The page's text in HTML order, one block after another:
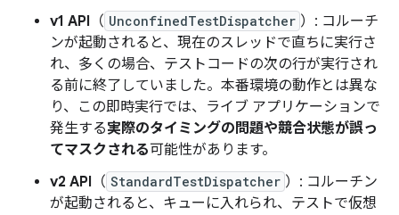
v1 API （ UnconfinedTestDispatcher ）: コルーチ
ンが起動されると、現在のスレッドで直ちに実行さ
れ、多くの場合、テストコードの次の行が実行され
る前に終了していました。本番環境の動作とは異な
り、この即時実行では、ライブ アプリケーションで
発生する実際のタイミングの問題や競合状態が誤っ
てマスクされる可能性があります。
v2 API （ StandardTestDispatcher ）: コルーチン
が起動されると、キューに入れられ、テストで仮想